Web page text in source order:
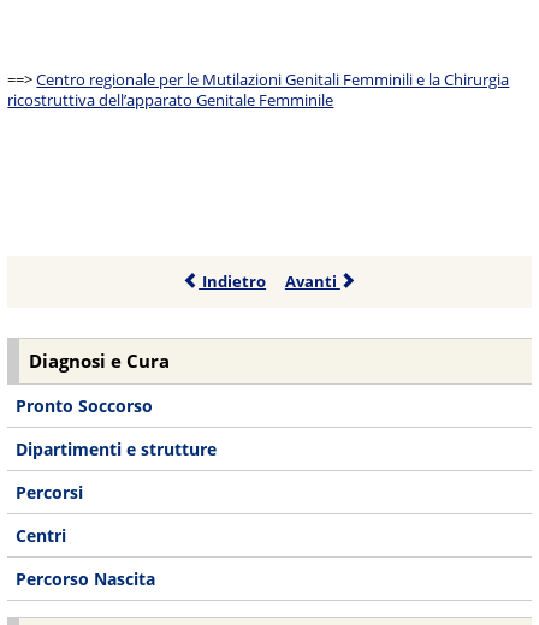
==>Centro regionale per le Mutilazioni Genitali Femminili e la Chirurgia
ricostruttiva dell’apparato Genitale Femminile
Indietro Avanti
Diagnosi e Cura
Pronto Soccorso
Dipartimenti e strutture
Percorsi
Centri
Percorso Nascita